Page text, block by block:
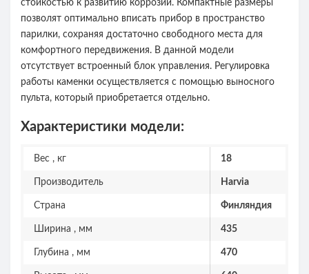
стойкостью к развитию коррозии. Компактные размеры
позволят оптимально вписать прибор в пространство
парилки, сохраняя достаточно свободного места для
комфортного передвижения. В данной модели
отсутствует встроенный блок управления. Регулировка
работы каменки осуществляется с помощью выносного
пульта, который приобретается отдельно.
Характеристики модели:
Вес , кг 18
Производитель Harvia
Страна Финляндия
Ширина , мм 435
Глубина , мм 470